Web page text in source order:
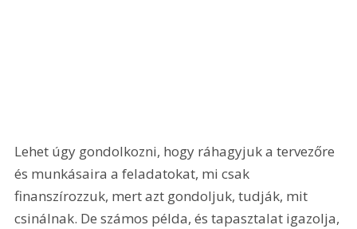
Lehet úgy gondolkozni, hogy ráhagyjuk a tervezőre
és munkásaira a feladatokat, mi csak
finanszírozzuk, mert azt gondoljuk, tudják, mit
csinálnak. De számos példa, és tapasztalat igazolja,